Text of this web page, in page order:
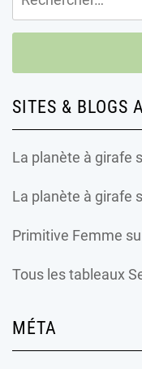
SITES & BLOGS
La planète à girafe
La planète à girafe
Primitive Femme
Tous les tableaux
MÉTA